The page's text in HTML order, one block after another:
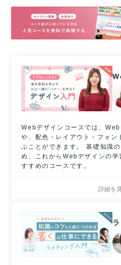
Webデザインコースでは、
や、配色・レイアウト・フォン
ぶことができます。 基礎知識
め、これからWebデザインの
すすめのコースです。
詳細を